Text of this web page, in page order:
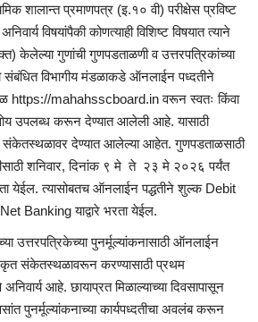
शालान्त प्रमाणपत्र (इ.१० वी) परीक्षेस प्रविष्ट
विषयांपैकी कोणत्याही विशिष्ट विषयात त्याने
केलेल्या गुणांची गुणपडताळणी व उत्तरपत्रिकांच्या
संबंधित विभागीय मंडळाकडे ऑनलाईन पध्दतीने
https://mahahsscboard.in वरून स्वतः किंवा
उपलब्ध करून देण्यात आलेली आहे. यासाठी
देण्यात आलेल्या आहेत. गुणपडताळसाठी
शनिवार, दिनांक ९ मे ते २३ मे २०२६ पर्यंत
येईल. त्यासोबतच ऑनलाईन पद्धतीने शुल्क Debit
Banking याद्वारे भरता येईल.
उत्तरपत्रिकेच्या पुनर्मूल्यांकनासाठी ऑनलाईन
संकेतस्थळावरून करण्यासाठी प्रथम
आहे. छायाप्रत मिळाल्याच्या दिवसापासून
पुनर्मूल्यांकनाच्या कार्यपध्दतीचा अवलंब करून